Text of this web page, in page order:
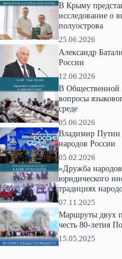
В Крыму
исследование о
полуострова
25.06.2026
Александр
России
12.06.2026
В Общественной
вопросы
среде
05.06.2026
Владимир Путин
народов России
05.02.2026
«Дружба
юридического
традициях
07.11.2025
Маршруты двух
честь 80-летия
15.05.2025